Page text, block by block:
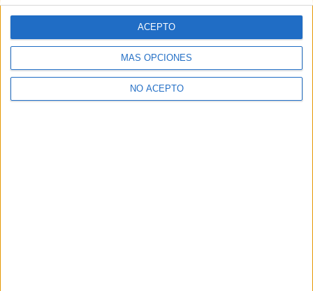
MÁS OPCIONES
NO ACEPTO
ACEPTO